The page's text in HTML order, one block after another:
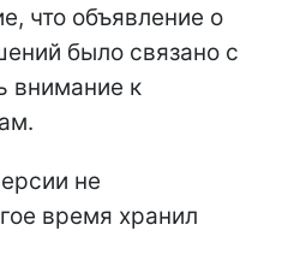
что объявление о
было связано с
внимание к
не
время хранил